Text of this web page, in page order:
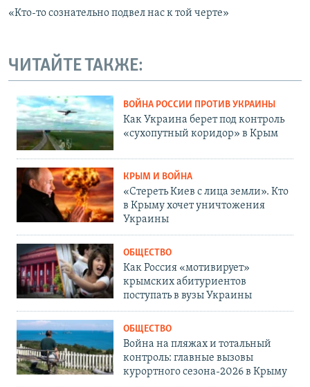
«Кто-то сознательно подвел нас к той черте»
ЧИТАЙТЕ ТАКЖЕ:
ВОЙНА РОССИИ ПРОТИВ УКРАИНЫ
Как Украина берет под контроль
«сухопутный коридор» в Крым
КРЫМ И ВОЙНА
«Стереть Киев с лица земли». Кто
в Крыму хочет уничтожения
Украины
ОБЩЕСТВО
Как Россия «мотивирует»
крымских абитуриентов
поступать в вузы Украины
ОБЩЕСТВО
Война на пляжах и тотальный
контроль: главные вызовы
курортного сезона-2026 в Крыму